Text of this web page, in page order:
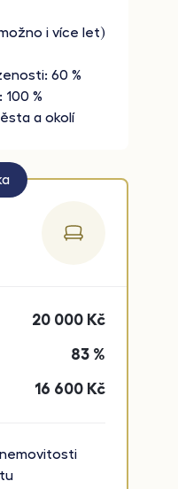
i více let)
60 %
%
a okolí
20 000 Kč
83 %
16 600 Kč